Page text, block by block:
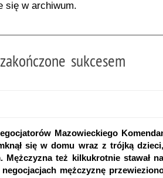
się w archiwum.
sukcesem
Mazowieckiego
się w domu wraz z trójką
też kilkukrotnie stawał
mężczyznę